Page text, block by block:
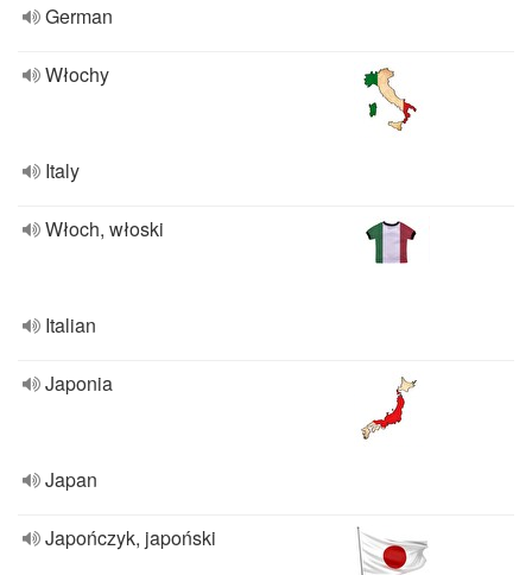
German
Włochy
Italy
Włoch, włoski
Italian
Japonia
Japan
Japończyk, japoński